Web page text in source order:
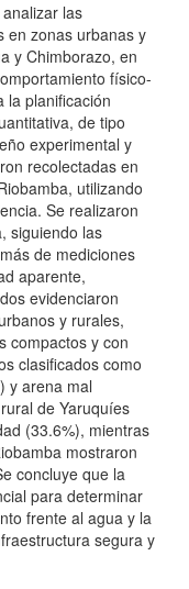
las
en zonas urbanas y
y Chimborazo, en
físico-
la planificación
de tipo
experimental y
recolectadas en
utilizando
Se realizaron
siguiendo las
de mediciones
aparente,
evidenciaron
y rurales,
compactos y con
clasificados como
y arena mal
de Yaruquíes
(33.6%), mientras
mostraron
concluye que la
para determinar
frente al agua y la
segura y